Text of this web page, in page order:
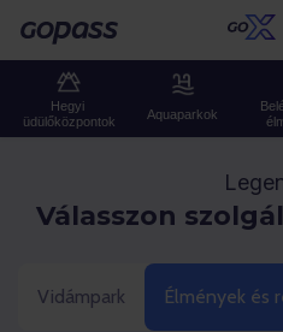
Gopass
Hegyi
üdülőközpontok
Aquaparkok
Válasszon
Vidámpark Élmények és